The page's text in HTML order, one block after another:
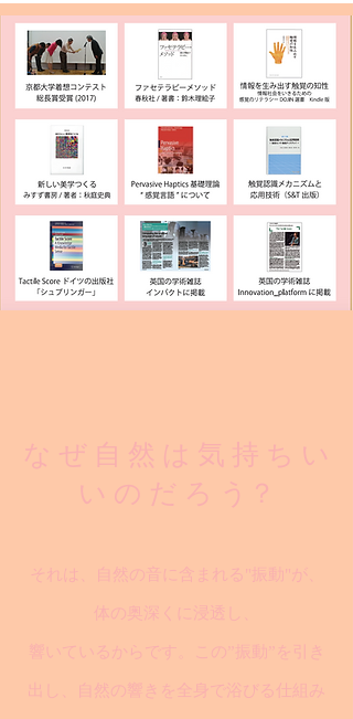
な ぜ 自 然 は 気 持 ち い
い の だ ろ う？
それは、自然の音に含まれる"振動"が、
体の奥深くに浸透し、
響いているからです。この”振動”を引き
出し、自然の響きを全身で浴びる仕組み